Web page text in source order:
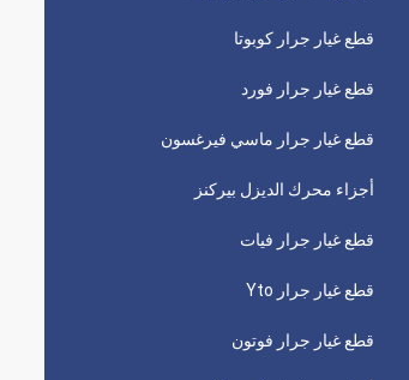
قطع غيار جرار كوبوتا
قطع غيار جرار فورد
قطع غيار جرار ماسي فيرغسون
أجزاء محرك الديزل بيركنز
قطع غيار جرار فيات
قطع غيار جرار Yto
قطع غيار جرار فوتون